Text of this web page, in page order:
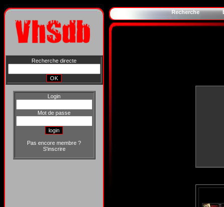
Recherche directe
Login
Mot de passe
Pas encore membre ?
S'inscrire
Recherche